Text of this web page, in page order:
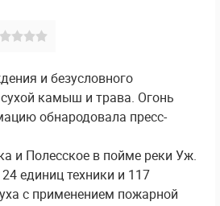
и безусловного
камыш и трава. Огонь
обнародовала пресс-
и Полесское в пойме реки Уж.
единиц техники и 117
с применением пожарной